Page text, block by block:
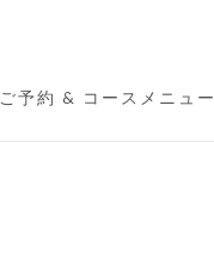
ご予約 & コースメニュー